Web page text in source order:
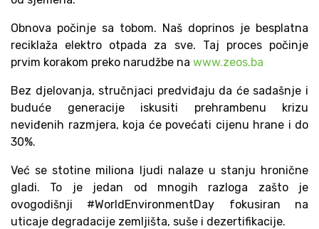
Obnova počinje sa tobom. Naš doprinos je besplatna
reciklaža elektro otpada za sve. Taj proces počinje
prvim korakom preko narudžbe na www.zeos.ba
Bez djelovanja, stručnjaci predviđaju da će sadašnje i
buduće generacije iskusiti prehrambenu krizu
neviđenih razmjera, koja će povećati cijenu hrane i do
30%.
Već se stotine miliona ljudi nalaze u stanju hronične
gladi. To je jedan od mnogih razloga zašto je
ovogodišnji #WorldEnvironmentDay fokusiran na
uticaje degradacije zemljišta, suše i dezertifikacije.